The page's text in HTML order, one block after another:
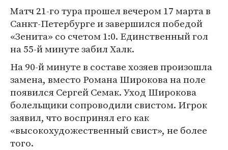
Матч 21-го тура прошел вечером 17 марта в
Санкт-Петербурге и завершился победой
«Зенита» со счетом 1:0. Единственный гол
на 55-й минуте забил Халк.
На 90-й минуте в составе хозяев произошла
замена, вместо Романа Широкова на поле
появился Сергей Семак. Уход Широкова
болельщики сопроводили свистом. Игрок
заявил, что воспринял его как
«высокохудожественный свист», не более
того.